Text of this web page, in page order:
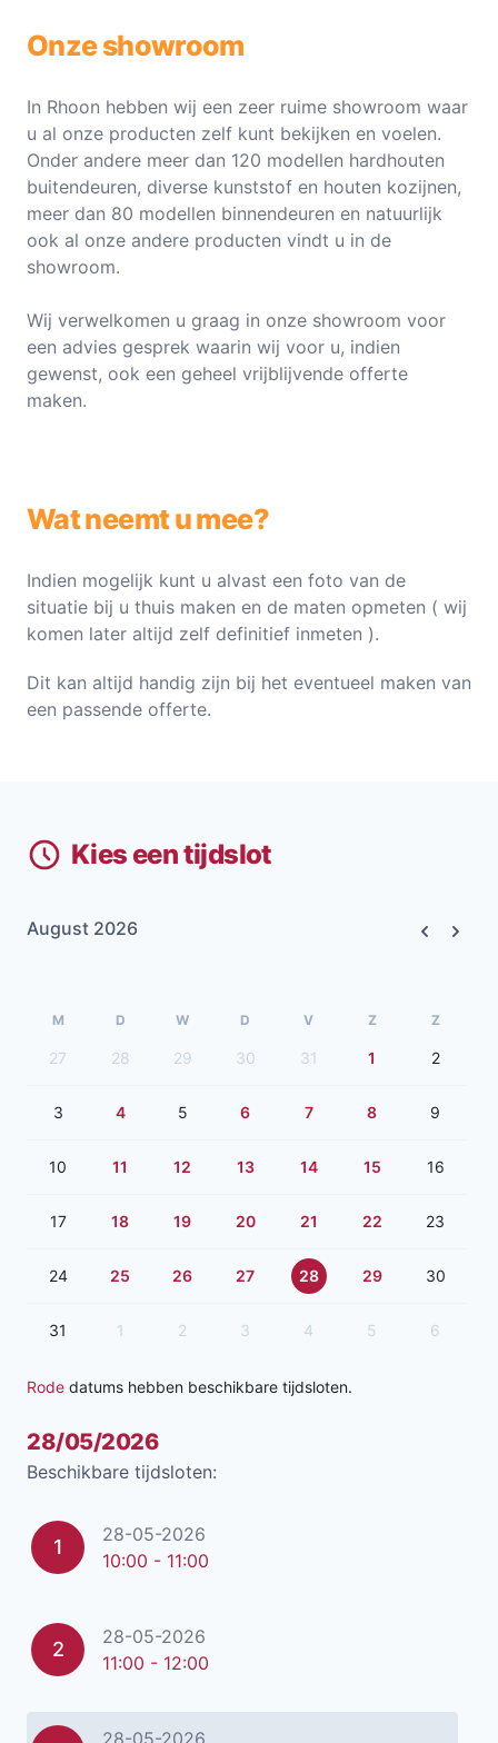
Onze showroom
In Rhoon hebben wij een zeer ruime showroom waar
u al onze producten zelf kunt bekijken en voelen.
Onder andere meer dan 120 modellen hardhouten
buitendeuren, diverse kunststof en houten kozijnen,
meer dan 80 modellen binnendeuren en natuurlijk
ook al onze andere producten vindt u in de
showroom.
Wij verwelkomen u graag in onze showroom voor
een advies gesprek waarin wij voor u, indien
gewenst, ook een geheel vrijblijvende offerte
maken.
Wat neemt u mee?
Indien mogelijk kunt u alvast een foto van de
situatie bij u thuis maken en de maten opmeten ( wij
komen later altijd zelf definitief inmeten ).
Dit kan altijd handig zijn bij het eventueel maken van
een passende offerte.
Kies een tijdslot
August 2026
M D W D V Z Z
27 28 29 30 31 1 2
3 4 5 6 7 8 9
10 11 12 13 14 15 16
17 18 19 20 21 22 23
24 25 26 27 28 29 30
31 1 2 3 4 5 6
Rode datums hebben beschikbare tijdsloten.
28/05/2026
Beschikbare tijdsloten:
1
28-05-2026
10:00 - 11:00
2
28-05-2026
11:00 - 12:00
28-05-2026